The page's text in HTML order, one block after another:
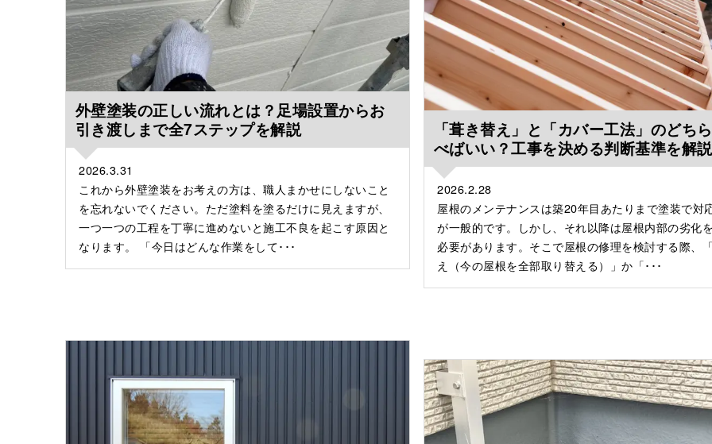
外壁塗装の正しい流れとは？足場設置からお
引き渡しまで全7ステップを解説
2026.3.31
これから外壁塗装をお考えの方は、職人まかせにしないこと
を忘れないでください。ただ塗料を塗るだけに見えますが、
一つ一つの工程を丁寧に進めないと施工不良を起こす原因と
なります。 「今日はどんな作業をして･･･
「葺き替え」と「カバー工法」のどち
べばいい？工事を決める判断基準を解説
2026.2.28
屋根のメンテナンスは築20年目あたりまで塗装で対
が一般的です。しかし、それ以降は屋根内部の劣化
必要があります。そこで屋根の修理を検討する際、
え（今の屋根を全部取り替える）」か「･･･